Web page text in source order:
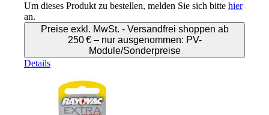
Um dieses Produkt zu bestellen, melden Sie sich bitte hier
an.
Preise exkl. MwSt. - Versandfrei shoppen ab
250 € – nur ausgenommen: PV-
Module/Sonderpreise
Details